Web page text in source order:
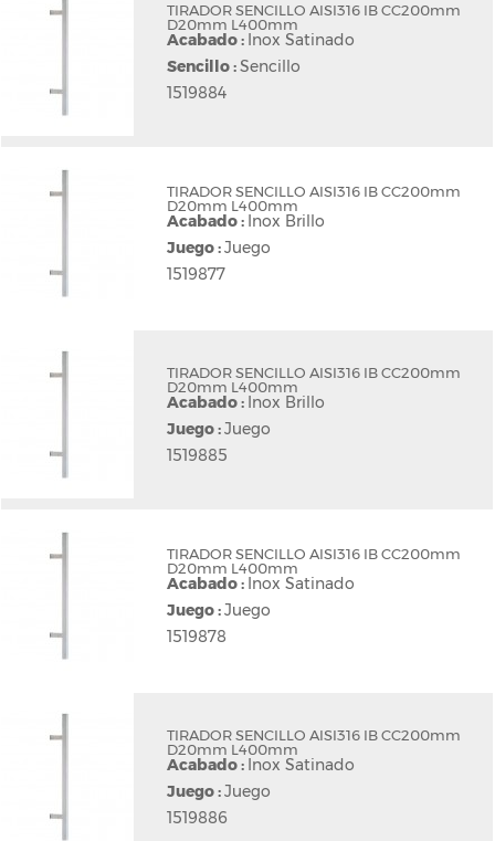
TIRADOR SENCILLO AISI316 IB CC200mm
D20mm L400mm
Acabado : Inox Satinado
Sencillo :Sencillo
1519884
TIRADOR SENCILLO AISI316 IB CC200mm
D20mm L400mm
Acabado : Inox Brillo
Juego :Juego
1519877
TIRADOR SENCILLO AISI316 IB CC200mm
D20mm L400mm
Acabado : Inox Brillo
Juego :Juego
1519885
TIRADOR SENCILLO AISI316 IB CC200mm
D20mm L400mm
Acabado : Inox Satinado
Juego :Juego
1519878
TIRADOR SENCILLO AISI316 IB CC200mm
D20mm L400mm
Acabado : Inox Satinado
Juego :Juego
1519886